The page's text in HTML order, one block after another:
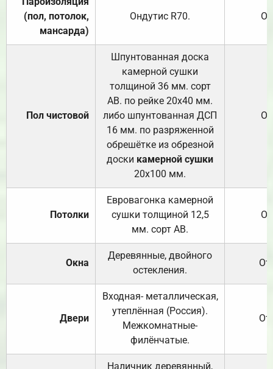
(пол, потолок,
мансарда)
Ондутис R70.
Пол чистовой
Шпунтованная доска
камерной сушки
толщиной 36 мм. сорт
АВ. по рейке 20х40 мм.
либо шпунтованная ДСП
16 мм. по разряженной
обрешётке из обрезной
доски камерной сушки
20х100 мм.
Потолки
Евровагонка камерной
сушки толщиной 12,5
мм. сорт АВ.
Окна
Деревянные, двойного
остекления.
Двери
Входная- металлическая,
утеплённая (Россия).
Межкомнатные-
филёнчатые.
Наличник деревянный,